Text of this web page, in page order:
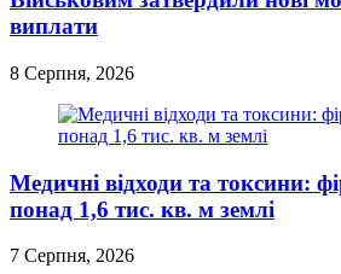
виплати
8 Серпня, 2026
Медичні відходи та токсини:
понад 1,6 тис. кв. м землі
7 Серпня, 2026